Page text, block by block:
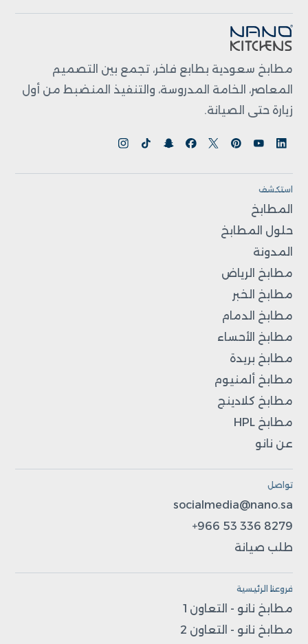
مطابخ سعودية بطابع فاخر، تجمع بين التصميم
المعاصر، الخامة المدروسة، والتنفيذ المنضبط من أول
زيارة حتى الصيانة.
استكشف
المطابخ
حلول المطابخ
المدونة
مطابخ الرياض
مطابخ الخبر
مطابخ الدمام
مطابخ الأحساء
مطابخ بريدة
مطابخ ألمنيوم
مطابخ كلادينج
مطابخ HPL
عن نانو
تواصل
socialmedia@nano.sa
+966 53 336 8279
طلب صيانة
فروعنا الرئيسية
مطابخ نانو - التعاون 1
مطابخ نانو - التعاون 2